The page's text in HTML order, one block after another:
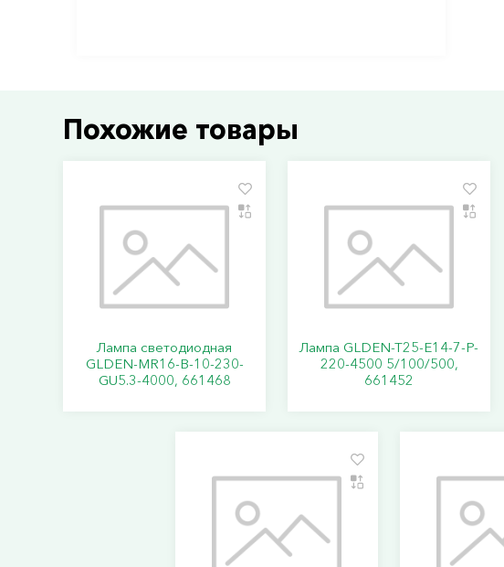
Похожие товары
Лампа светодиодная
GLDEN-MR16-B-10-230-
GU5.3-4000, 661468
Лампа GLDEN-T25-E14-7-P-
220-4500 5/100/500,
661452